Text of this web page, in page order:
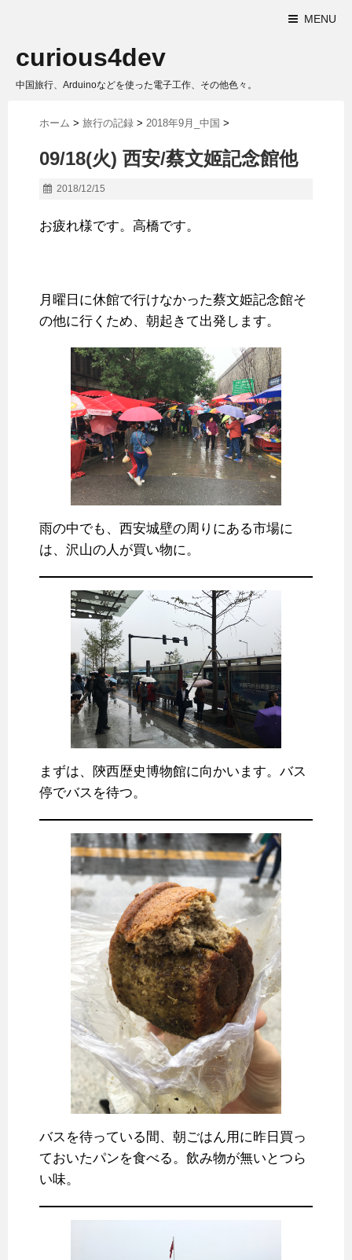
MENU
curious4dev
中国旅行、Arduinoなどを使った電子工作、その他色々。
ホーム > 旅行の記録 > 2018年9月_中国 >
09/18(火) 西安/蔡文姬記念館他
2018/12/15
お疲れ様です。高橋です。
月曜日に休館で行けなかった蔡文姫記念館そ
の他に行くため、朝起きて出発します。
雨の中でも、西安城壁の周りにある市場に
は、沢山の人が買い物に。
まずは、陝西歴史博物館に向かいます。バス
停でバスを待つ。
バスを待っている間、朝ごはん用に昨日買っ
ておいたパンを食べる。飲み物が無いとつら
い味。